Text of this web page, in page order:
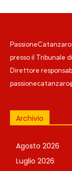
presso il Tribunale
Direttore
Archivio
Agosto 2026
Luglio 2026